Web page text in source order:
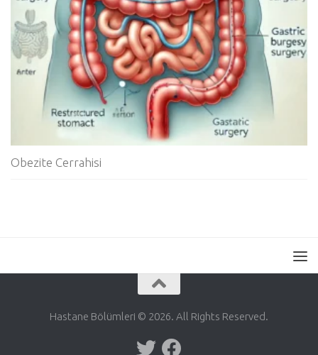
Obezite Cerrahisi
Hastane Bölümleri © 2026. All Rights Reserved.